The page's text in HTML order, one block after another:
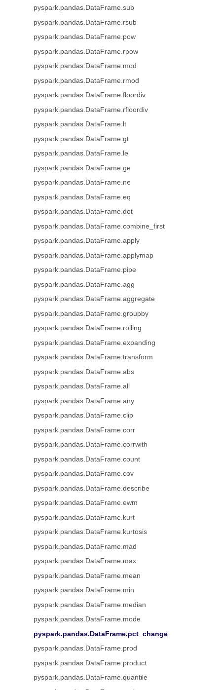
pyspark.pandas.DataFrame.sub
pyspark.pandas.DataFrame.rsub
pyspark.pandas.DataFrame.pow
pyspark.pandas.DataFrame.rpow
pyspark.pandas.DataFrame.mod
pyspark.pandas.DataFrame.rmod
pyspark.pandas.DataFrame.floordiv
pyspark.pandas.DataFrame.rfloordiv
pyspark.pandas.DataFrame.lt
pyspark.pandas.DataFrame.gt
pyspark.pandas.DataFrame.le
pyspark.pandas.DataFrame.ge
pyspark.pandas.DataFrame.ne
pyspark.pandas.DataFrame.eq
pyspark.pandas.DataFrame.dot
pyspark.pandas.DataFrame.combine_first
pyspark.pandas.DataFrame.apply
pyspark.pandas.DataFrame.applymap
pyspark.pandas.DataFrame.pipe
pyspark.pandas.DataFrame.agg
pyspark.pandas.DataFrame.aggregate
pyspark.pandas.DataFrame.groupby
pyspark.pandas.DataFrame.rolling
pyspark.pandas.DataFrame.expanding
pyspark.pandas.DataFrame.transform
pyspark.pandas.DataFrame.abs
pyspark.pandas.DataFrame.all
pyspark.pandas.DataFrame.any
pyspark.pandas.DataFrame.clip
pyspark.pandas.DataFrame.corr
pyspark.pandas.DataFrame.corrwith
pyspark.pandas.DataFrame.count
pyspark.pandas.DataFrame.cov
pyspark.pandas.DataFrame.describe
pyspark.pandas.DataFrame.ewm
pyspark.pandas.DataFrame.kurt
pyspark.pandas.DataFrame.kurtosis
pyspark.pandas.DataFrame.mad
pyspark.pandas.DataFrame.max
pyspark.pandas.DataFrame.mean
pyspark.pandas.DataFrame.min
pyspark.pandas.DataFrame.median
pyspark.pandas.DataFrame.mode
pyspark.pandas.DataFrame.pct_change
pyspark.pandas.DataFrame.prod
pyspark.pandas.DataFrame.product
pyspark.pandas.DataFrame.quantile